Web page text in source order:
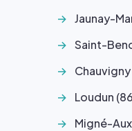
Jaunay-
Saint-
Loudun
Migné-